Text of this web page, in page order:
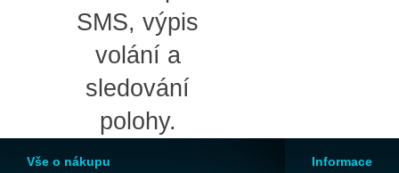
SMS, výpis
volání a
sledování
polohy.
Vše o nákupu Informace